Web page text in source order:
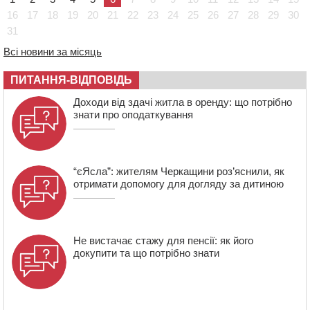
08:57
На Уманщині підрядника зобов’язали сплатити понад
08:20
Обрано претендента на посаду директора
Мокрокалигірського психоневрологічного інтернату
07:23 Уманські міграційники видворили з країни грузина,
який відсидів термін у колонії
16
17 18 19 20 21 22 23 24 25 26 27 28 29
30
31
Всі новини за місяць
ПИТАННЯ-ВІДПОВІДЬ
Доходи від здачі житла в оренду: що потрібно
знати про оподаткування
“єЯсла”: жителям Черкащини роз’яснили, як
отримати допомогу для догляду за дитиною
Не вистачає стажу для пенсії: як його
докупити та що потрібно знати